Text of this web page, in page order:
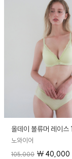
올데이 볼류머 레이스
노와이어
105,000 ₩40,000